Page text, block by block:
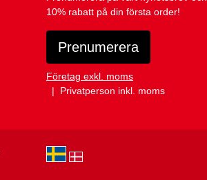
10% rabatt på din första order!
Prenumerera
Företag exkl. moms
Privatperson inkl. moms
sv-SE
da-DK